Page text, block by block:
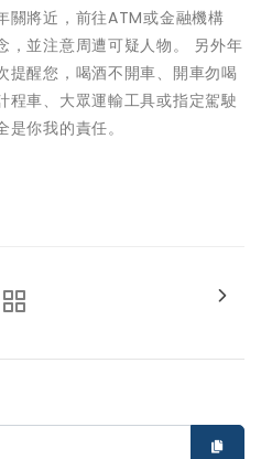
關將近，前往ATM或金融機構
，並注意周遭可疑人物。 另外年
提醒您，喝酒不開車、開車勿喝
程車、大眾運輸工具或指定駕駛
是你我的責任。